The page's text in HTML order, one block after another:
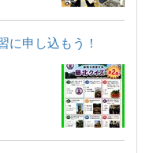
に申し込もう！